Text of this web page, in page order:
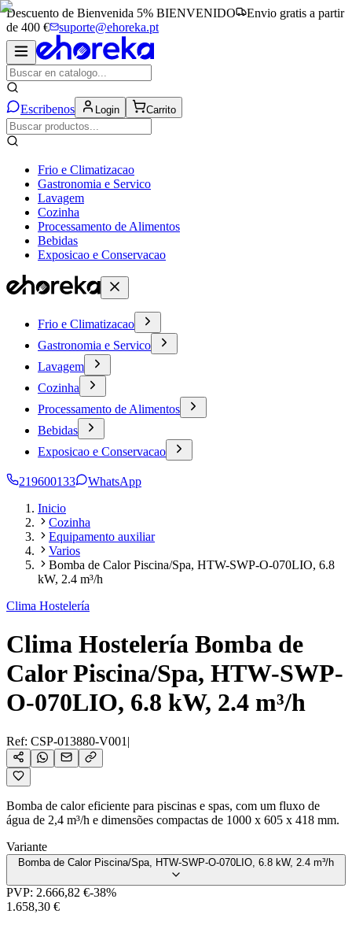
Descuento de Bienvenida 5% BIENVENIDO
Envio gratis a partir
de 400 €
suporte@ehoreka.pt
Escribenos Login Carrito
Frio e Climatizacao
Gastronomia e Servico
Lavagem
Cozinha
Processamento de Alimentos
Bebidas
Exposicao e Conservacao
Frio e Climatizacao
Gastronomia e Servico
Lavagem
Cozinha
Processamento de Alimentos
Bebidas
Exposicao e Conservacao
219600133
WhatsApp
Inicio
Cozinha
Equipamento auxiliar
Varios
Bomba de Calor Piscina/Spa, HTW-SWP-O-070LIO, 6.8
kW, 2.4 m³/h
Clima Hostelería
Clima Hostelería Bomba de
Calor Piscina/Spa, HTW-SWP-
O-070LIO, 6.8 kW, 2.4 m³/h
Ref: CSP-013880-V001 |
Bomba de calor eficiente para piscinas e spas, com um fluxo de
água de 2,4 m³/h e dimensões compactas de 1000 x 605 x 418 mm.
Variante
Bomba de Calor Piscina/Spa, HTW-SWP-O-070LIO, 6.8 kW, 2.4 m³/h
PVP: 2.666,82 €-38%
1.658,30 €